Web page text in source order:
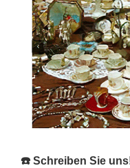
☎️ Schreiben Sie